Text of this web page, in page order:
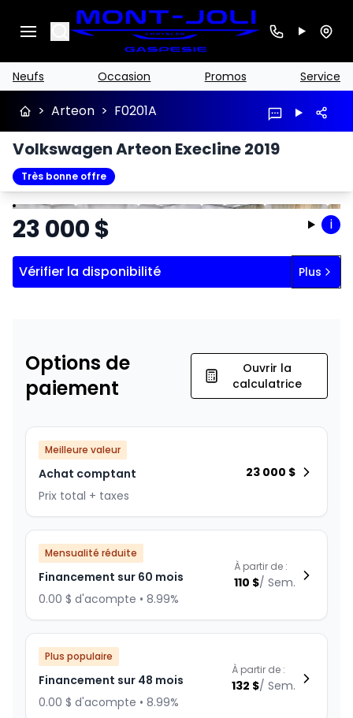
Search
Neufs Occasion Promos Service
> Arteon > F0201A
Volkswagen Arteon Execline 2019
Très bonne offre
ArrêterPrécédent
Suivant
23 000$ i
Vérifier la disponibilité Plus
Options de
paiement
Ouvrir la
calculatrice
Meilleure valeur
Achat comptant
Prix total + taxes
23 000 $
Mensualité réduite
Financement sur 60 mois
0.00 $ d'acompte • 8.99%
À partir de :
110 $/ Sem.
Plus populaire
Financement sur 48 mois
0.00 $ d'acompte • 8.99%
À partir de :
132 $/ Sem.